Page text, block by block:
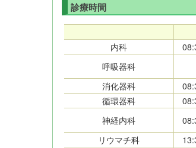
診療時間
内科
呼吸器科
消化器科
循環器科
神経内科
リウマチ科